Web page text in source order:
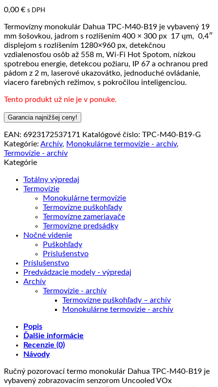
0,00 € s DPH
Termovízny monokulár Dahua TPC-M40-B19 je vybavený 19
mm šošovkou, jadrom s rozlíšením 400 × 300 px 17 ųm, 0,4″
displejom s rozlíšením 1280×960 px, detekčnou
vzdialenosťou osôb až 558 m, Wi-Fi Hot Spotom, nízkou
spotrebou energie, detekcou požiaru, IP 67 a ochranou pred
pádom z 2 m, laserové ukazovátko, jednoduché ovládanie,
viacero farebných režimov, s pokročilou inteligenciou.
Tento produkt už nie je v ponuke.
Garancia najnižšej ceny!
EAN: 6923172537171 Katalógové číslo: TPC-M40-B19-G
Kategórie: Archív, Monokulárne termovízie - archív,
Termovízie - archív
Kategórie
Totálny výpredaj
Termovízie
Monokulárne termovízie
Termovízne puškohľady
Termovízne zameriavače
Termovízne predsádky
Nočné videnie
Puškohľady
Príslušenstvo
Príslušenstvo
Predvádzacie modely - výpredaj
Archív
Termovízie - archív
Termovízne puškohľady – archív
Monokulárne termovízie - archív
Popis
Ďalšie informácie
Recenzie (0)
Návody
Ručný pozorovací termo monokulár Dahua TPC-M40-B19 je
vybavený zobrazovacím senzorom Uncooled VOx